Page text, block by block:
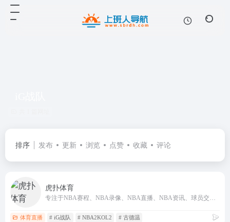
排序 发布 更新 浏览 点赞 收藏 评论
虎扑体育
体育直播 # iG战队 # NBA2KOL2 # 古德温